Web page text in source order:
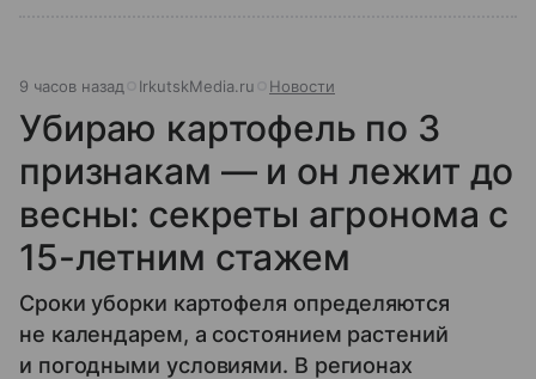
9 часов назад IrkutskMedia.ru Новости
Убираю картофель по 3
признакам — и он лежит до
весны: секреты агронома с
15-летним стажем
Сроки уборки картофеля определяются
не календарем, а состоянием растений
и погодными условиями. В регионах